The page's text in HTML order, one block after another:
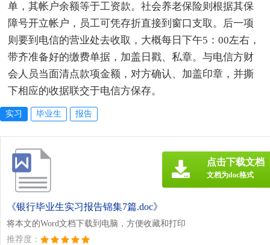
单，其帐户余额等于工资款。社会养老保险则根据其保
障号开立帐户，员工可凭存折直接到窗口支取。后一项
则要到电信的营业处去收取，大概每日下午5：00左右，
带齐准备好的缴费单据，加盖日戳、私章。与电信方财
会人员当面清点款项金额，对方确认、加盖印章，并撕
下相应的收据联交于电信方保存。
实习 毕业生 报告
《银行毕业生实习报告锦集7篇.doc》
将本文的Word文档下载到电脑，方便收藏和打印
推荐度：
点击下载文档
文档为doc格式